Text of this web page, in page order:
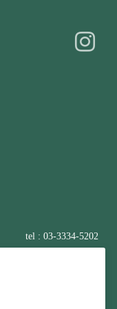
tel : 03-3334-5202